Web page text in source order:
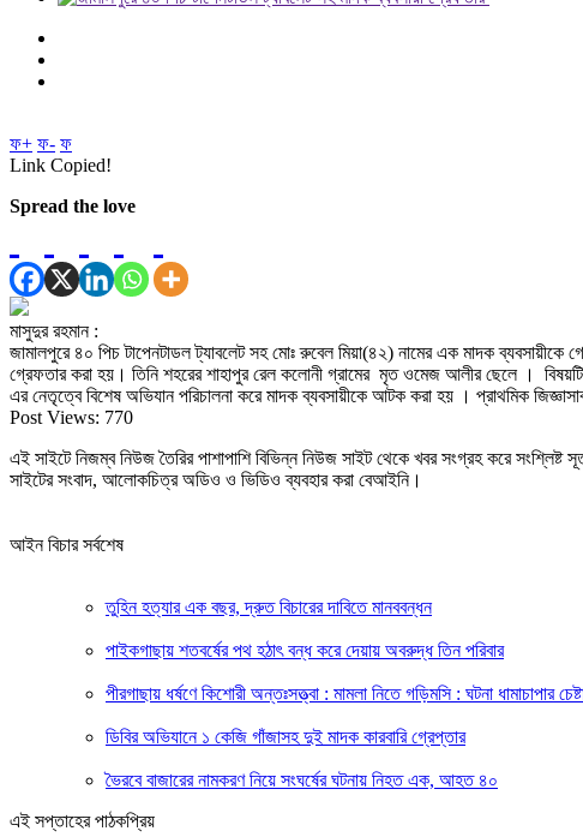
ফ+ ফ- ফ
Link Copied!
Spread the love
মাসুদুর রহমান :
জামালপুরে ৪০ পিচ টাপেনটাডল ট্যাবলেট সহ মোঃ রুবেল মিয়া(৪২) নামের এক মাদক
গ্রেফতার করা হয়। তিনি শহরের শাহাপুর রেল কলোনী গ্রামের মৃত ওমেজ আলীর ছেলে ।
এর নেতৃত্বে বিশেষ অভিযান পরিচালনা করে মাদক ব্যবসায়ীকে আটক করা হয় । প্রাথমিক
Post Views: 770
এই সাইটে নিজম্ব নিউজ তৈরির পাশাপাশি বিভিন্ন নিউজ সাইট থেকে খবর সংগ্রহ করে
সাইটের সংবাদ, আলোকচিত্র অডিও ও ভিডিও ব্যবহার করা বেআইনি।
আইন বিচার সর্বশেষ
তুহিন হত্যার এক বছর, দ্রুত বিচারের দাবিতে মানববন্ধন
পাইকগাছায় শতবর্ষের পথ হঠাৎ বন্ধ করে দেয়ায় অবরুদ্ধ তিন পরিবার
পীরগাছায় ধর্ষণে কিশোরী অন্তঃসত্ত্বা : মামলা নিতে গড়িমসি : ঘটনা ধামাচাপার
ডিবির অভিযানে ১ কেজি গাঁজাসহ দুই মাদক কারবারি গ্রেপ্তার
ভৈরবে বাজারের নামকরণ নিয়ে সংঘর্ষের ঘটনায় নিহত এক, আহত ৪০
এই সপ্তাহের পাঠকপ্রিয়